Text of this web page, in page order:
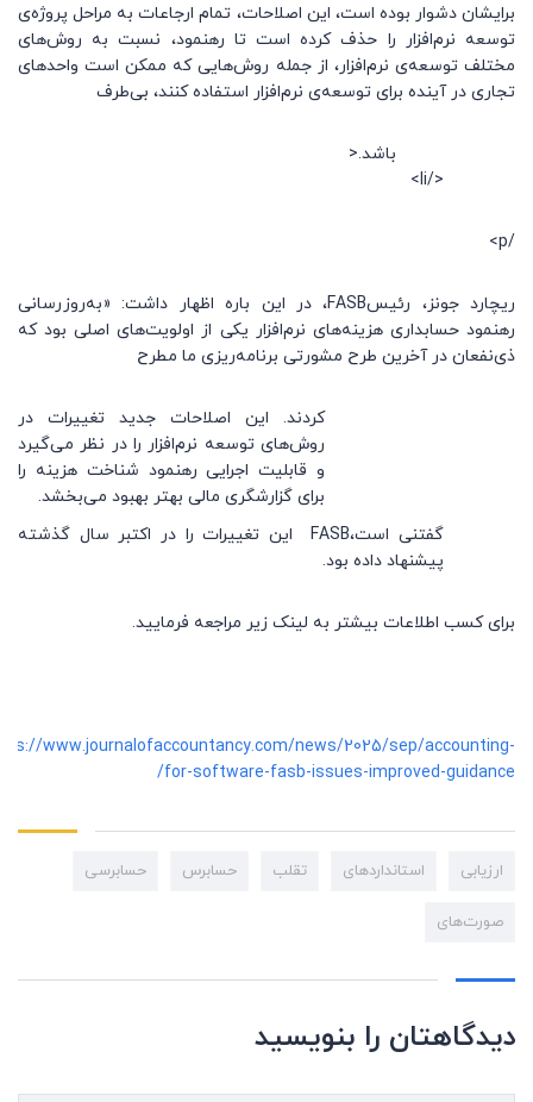
برایشان دشوار بوده است، این اصلاحات، تمام ارجاعات به مراحل پروژه‌ی
توسعه نرم‌افزار را حذف کرده است تا رهنمود، نسبت به روش‌های
مختلف توسعه‌ی نرم‌افزار، از جمله روش‌هایی که ممکن است واحدهای
تجاری در آینده برای توسعه‌ی نرم‌افزار استفاده کنند، بی‌طرف
باشد.<
</li>
/p>
ریچارد جونز، رئیسFASB، در این باره اظهار داشت: «به‌روزرسانی
رهنمود حسابداری هزینه‌های نرم‌افزار یکی از اولویت‌های اصلی بود که
ذی‌نفعان در آخرین طرح مشورتی برنامه‌ریزی ما مطرح
کردند. این اصلاحات جدید تغییرات در
روش‌های توسعه نرم‌افزار را در نظر می‌گیرد
و قابلیت اجرایی رهنمود شناخت هزینه را
برای گزارشگری مالی بهتر بهبود می‌بخشد.
گفتنی است،FASB این تغییرات را در اکتبر سال گذشته
پیشنهاد داده بود.
برای کسب اطلاعات بیشتر به لینک زیر مراجعه فرمایید.
www.journalofaccountancy.com/news/2025/sep/accounting-
for-software-fasb-issues-improved-guidance/
ارزیابی استانداردهای تقلب حسابرس حسابرسی
صورت‌های
دیدگاهتان را بنویسید